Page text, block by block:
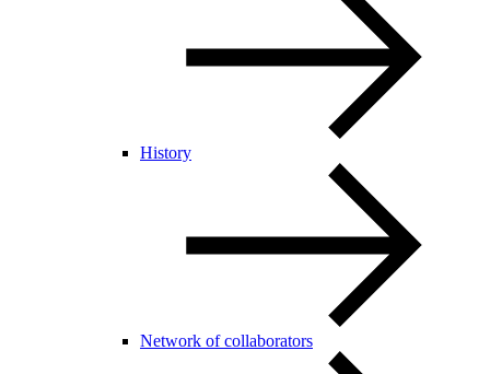
History
Network of collaborators